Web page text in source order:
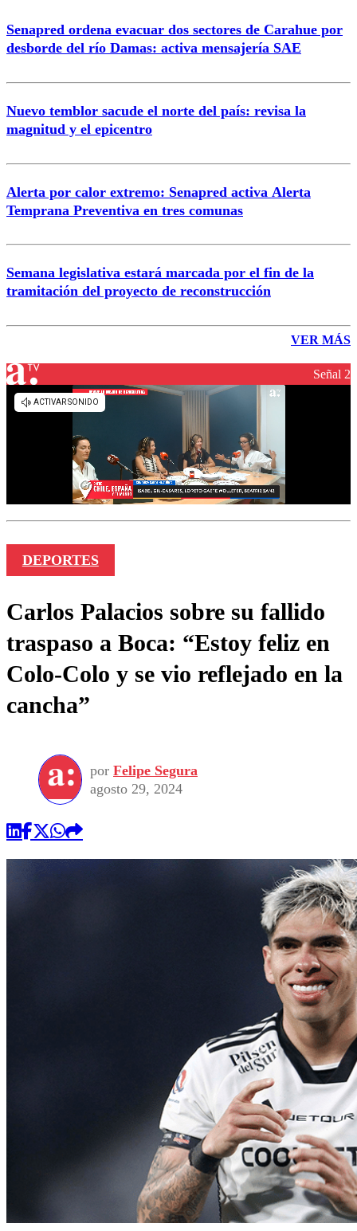
Senapred ordena evacuar dos sectores de Carahue por
desborde del río Damas: activa mensajería SAE
Nuevo temblor sacude el norte del país: revisa la
magnitud y el epicentro
Alerta por calor extremo: Senapred activa Alerta
Temprana Preventiva en tres comunas
Semana legislativa estará marcada por el fin de la
tramitación del proyecto de reconstrucción
VER MÁS
Señal 2
DEPORTES
Carlos Palacios sobre su fallido
traspaso a Boca: “Estoy feliz en
Colo-Colo y se vio reflejado en la
cancha”
por Felipe Segura
agosto 29, 2024